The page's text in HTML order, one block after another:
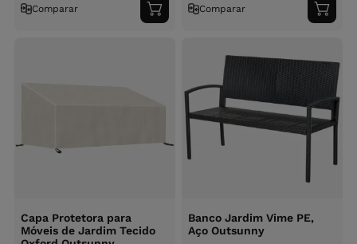
Comparar
Adicionar
ao
Comparar
ao
Capa Protetora para
Móveis de Jardim Tecido
Banco Jardim Vime PE,
Aço Outsunny